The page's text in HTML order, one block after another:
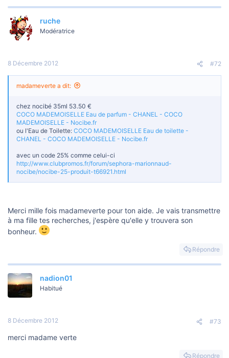
ruche
Modératrice
8 Décembre 2012 #72
madameverte a dit:
chez nocibé 35ml 53.50 €
COCO MADEMOISELLE Eau de parfum - CHANEL - COCO
MADEMOISELLE - Nocibe.fr
ou l'Eau de Toilette: COCO MADEMOISELLE Eau de toilette -
CHANEL - COCO MADEMOISELLE - Nocibe.fr
avec un code 25% comme celui-ci
http://www.clubpromos.fr/forum/sephora-marionnaud-
nocibe/nocibe-25-produit-t66921.html
Merci mille fois madameverte pour ton aide. Je vais transmettre
à ma fille tes recherches, j'espère qu'elle y trouvera son
bonheur.
Répondre
nadion01
Habitué
8 Décembre 2012 #73
merci madame verte
Répondre